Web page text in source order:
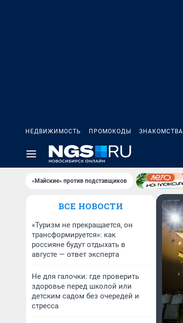
НЕДВИЖИМОСТЬ ПРОМОКОДЫ ЗНАКОМСТВА
«Майские» против подставщиков
ВСЕ НОВОСТИ
«Туризм не прекращается, он
трансформируется»: как
россияне будут отдыхать в
августе — ответ эксперта
Не для галочки: где проверить
здоровье перед школой или
детским садом без очередей и
стресса